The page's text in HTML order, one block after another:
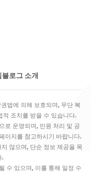
블로그 소개
법에 의해 보호되며, 무단 복
적 조치를 받을 수 있습니다.
로 운영되며, 민원 처리 및 공
이지를 참고하시기 바랍니다.
않으며, 단순 정보 제공을 목
.
수 있으며, 이를 통해 일정 수